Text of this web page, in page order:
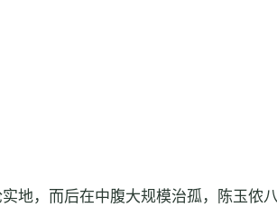
地，而后在中腹大规模治孤，陈玉侬